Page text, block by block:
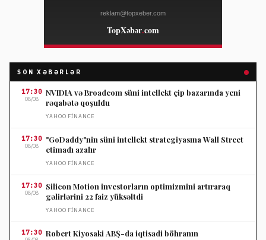
SON XƏBƏRLƏR
17:30
08/08
NVIDIA və Broadcom süni intellekt çip bazarında yeni
rəqabətə qoşuldu
YAHOO FINANCE
17:30
08/08
"GoDaddy"nin süni intellekt strategiyasına Wall Street
etimadı azalır
YAHOO FINANCE
17:30
08/08
Silicon Motion investorların optimizmini artıraraq
gəlirlərini 22 faiz yüksəltdi
YAHOO FINANCE
17:30 Robert Kiyosaki ABŞ-da iqtisadi böhranın